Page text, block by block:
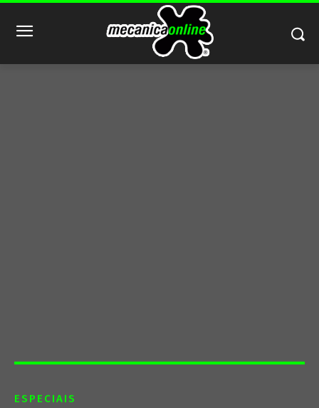
ESPECIAIS